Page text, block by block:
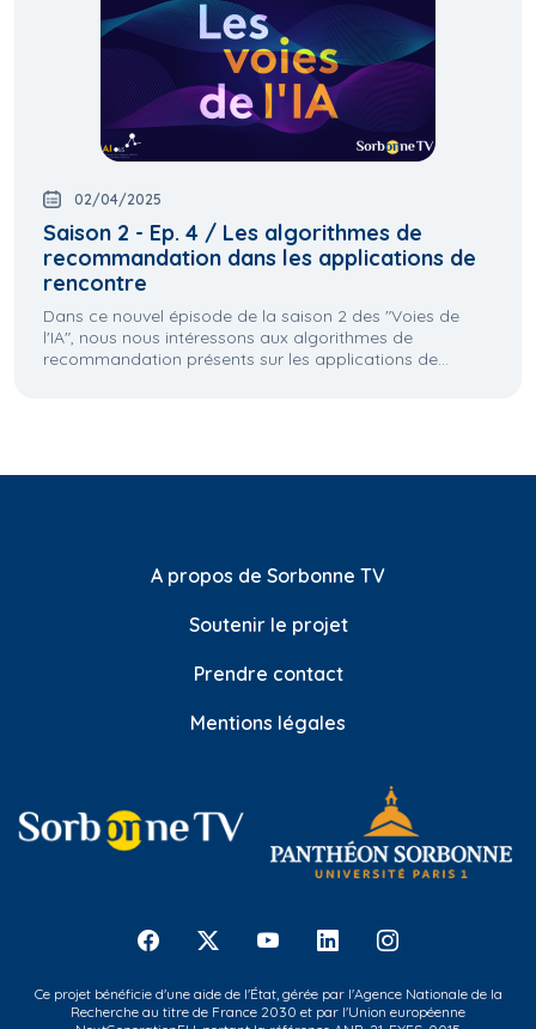
02/04/2025
Saison 2 - Ep. 4 / Les algorithmes de
recommandation dans les applications de
rencontre
Dans ce nouvel épisode de la saison 2 des "Voies de
l'IA", nous nous intéressons aux algorithmes de
recommandation présents sur les applications de...
A propos de Sorbonne TV
Soutenir le projet
Prendre contact
Mentions légales
Ce projet bénéficie d'une aide de l'État, gérée par l'Agence Nationale de la
Recherche au titre de France 2030 et par l'Union européenne